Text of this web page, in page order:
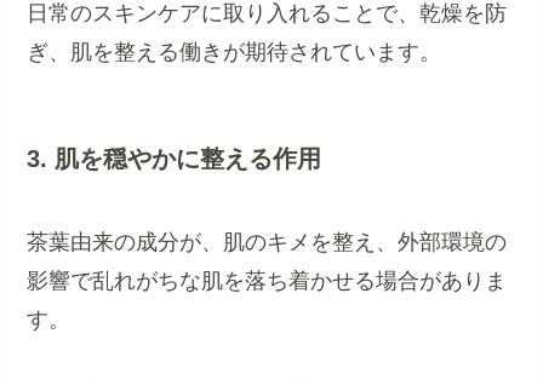
日常のスキンケアに取り入れることで、乾燥を防
ぎ、肌を整える働きが期待されています。
3. 肌を穏やかに整える作用
茶葉由来の成分が、肌のキメを整え、外部環境の
影響で乱れがちな肌を落ち着かせる場合がありま
す。